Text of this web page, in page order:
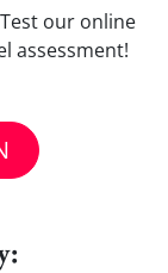
our online
assessment!